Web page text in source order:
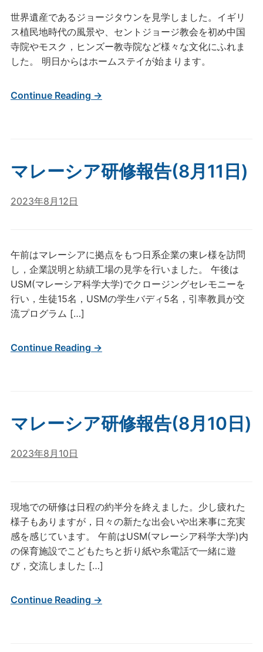
世界遺産であるジョージタウンを見学しました。イギリ
ス植民地時代の風景や、セントジョージ教会を初め中国
寺院やモスク，ヒンズー教寺院など様々な文化にふれま
した。 明日からはホームステイが始まります。
Continue Reading →
マレーシア研修報告(8月11日)
2023年8月12日
午前はマレーシアに拠点をもつ日系企業の東レ様を訪問
し，企業説明と紡績工場の見学を行いました。 午後は
USM(マレーシア科学大学)でクロージングセレモニーを
行い，生徒15名，USMの学生バディ5名，引率教員が交
流プログラム […]
Continue Reading →
マレーシア研修報告(8月10日)
2023年8月10日
現地での研修は日程の約半分を終えました。少し疲れた
様子もありますが，日々の新たな出会いや出来事に充実
感を感じています。 午前はUSM(マレーシア科学大学)内
の保育施設でこどもたちと折り紙や糸電話で一緒に遊
び，交流しました […]
Continue Reading →